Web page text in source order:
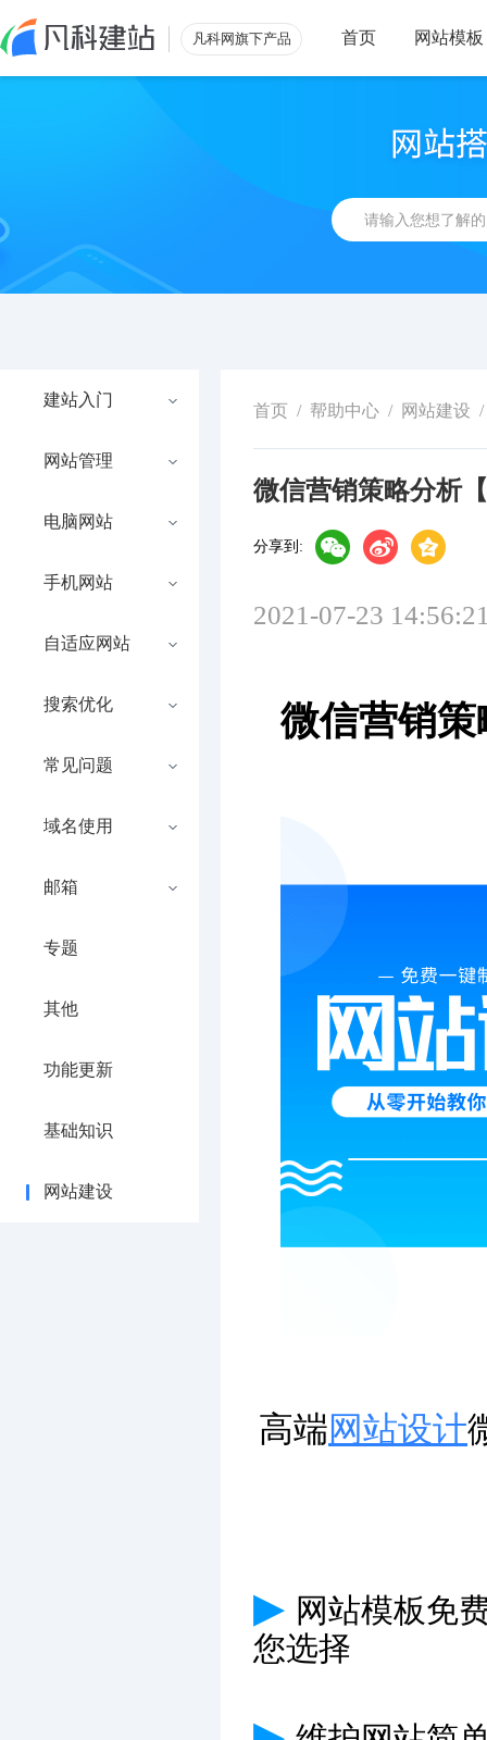
凡科网旗下产品 首页 网站模板
建站入门
网站管理
电脑网站
手机网站
自适应网站
搜索优化
常见问题
域名使用
邮箱
专题
其他
功能更新
基础知识
网站建设
首页 / 帮助中心 / 网站建设 /
微信营销策略分析
分享到:
2021-07-23
微信营销策
高端网站设计
▶ 网站模板免
您选择